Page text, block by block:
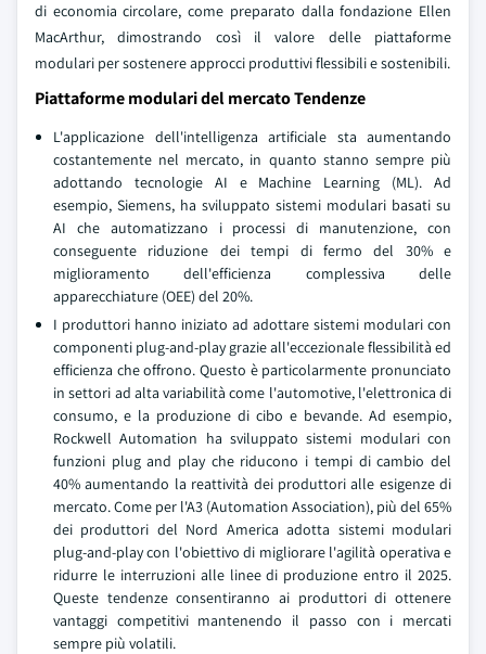
di economia circolare, come preparato dalla fondazione Ellen
MacArthur, dimostrando così il valore delle piattaforme
modulari per sostenere approcci produttivi flessibili e sostenibili.
Piattaforme modulari del mercato Tendenze
L'applicazione dell'intelligenza artificiale sta aumentando
costantemente nel mercato, in quanto stanno sempre più
adottando tecnologie AI e Machine Learning (ML). Ad
esempio, Siemens, ha sviluppato sistemi modulari basati su
AI che automatizzano i processi di manutenzione, con
conseguente riduzione dei tempi di fermo del 30% e
miglioramento dell'efficienza complessiva delle
apparecchiature (OEE) del 20%.
I produttori hanno iniziato ad adottare sistemi modulari con
componenti plug-and-play grazie all'eccezionale flessibilità ed
efficienza che offrono. Questo è particolarmente pronunciato
in settori ad alta variabilità come l'automotive, l'elettronica di
consumo, e la produzione di cibo e bevande. Ad esempio,
Rockwell Automation ha sviluppato sistemi modulari con
funzioni plug and play che riducono i tempi di cambio del
40% aumentando la reattività dei produttori alle esigenze di
mercato. Come per l'A3 (Automation Association), più del 65%
dei produttori del Nord America adotta sistemi modulari
plug-and-play con l'obiettivo di migliorare l'agilità operativa e
ridurre le interruzioni alle linee di produzione entro il 2025.
Queste tendenze consentiranno ai produttori di ottenere
vantaggi competitivi mantenendo il passo con i mercati
sempre più volatili.